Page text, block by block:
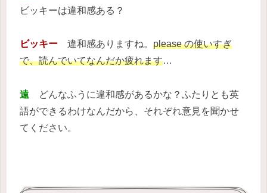
ビッキーは違和感ある？
ビッキー 違和感ありますね。 please の使いすぎ
で、読んでいてなんだか疲れます…
遠 どんなふうに違和感があるかな？ふたりとも英
語ができるわけなんだから、それぞれ意見を聞かせ
てください。